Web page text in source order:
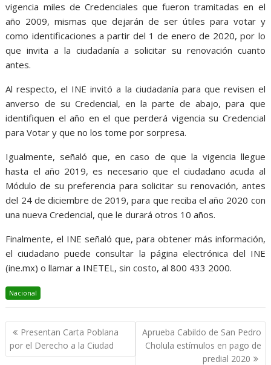
vigencia miles de Credenciales que fueron tramitadas en el
año 2009, mismas que dejarán de ser útiles para votar y
como identificaciones a partir del 1 de enero de 2020, por lo
que invita a la ciudadanía a solicitar su renovación cuanto
antes.
Al respecto, el INE invitó a la ciudadanía para que revisen el
anverso de su Credencial, en la parte de abajo, para que
identifiquen el año en el que perderá vigencia su Credencial
para Votar y que no los tome por sorpresa.
Igualmente, señaló que, en caso de que la vigencia llegue
hasta el año 2019, es necesario que el ciudadano acuda al
Módulo de su preferencia para solicitar su renovación, antes
del 24 de diciembre de 2019, para que reciba el año 2020 con
una nueva Credencial, que le durará otros 10 años.
Finalmente, el INE señaló que, para obtener más información,
el ciudadano puede consultar la página electrónica del INE
(ine.mx) o llamar a INETEL, sin costo, al 800 433 2000.
Nacional
Navegación
de
entradas
Presentan Carta Poblana
por el Derecho a la Ciudad
Aprueba Cabildo de San Pedro
Cholula estímulos en pago de
predial 2020